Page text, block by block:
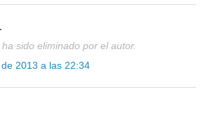
sido eliminado por el autor.
2013 a las 22:34